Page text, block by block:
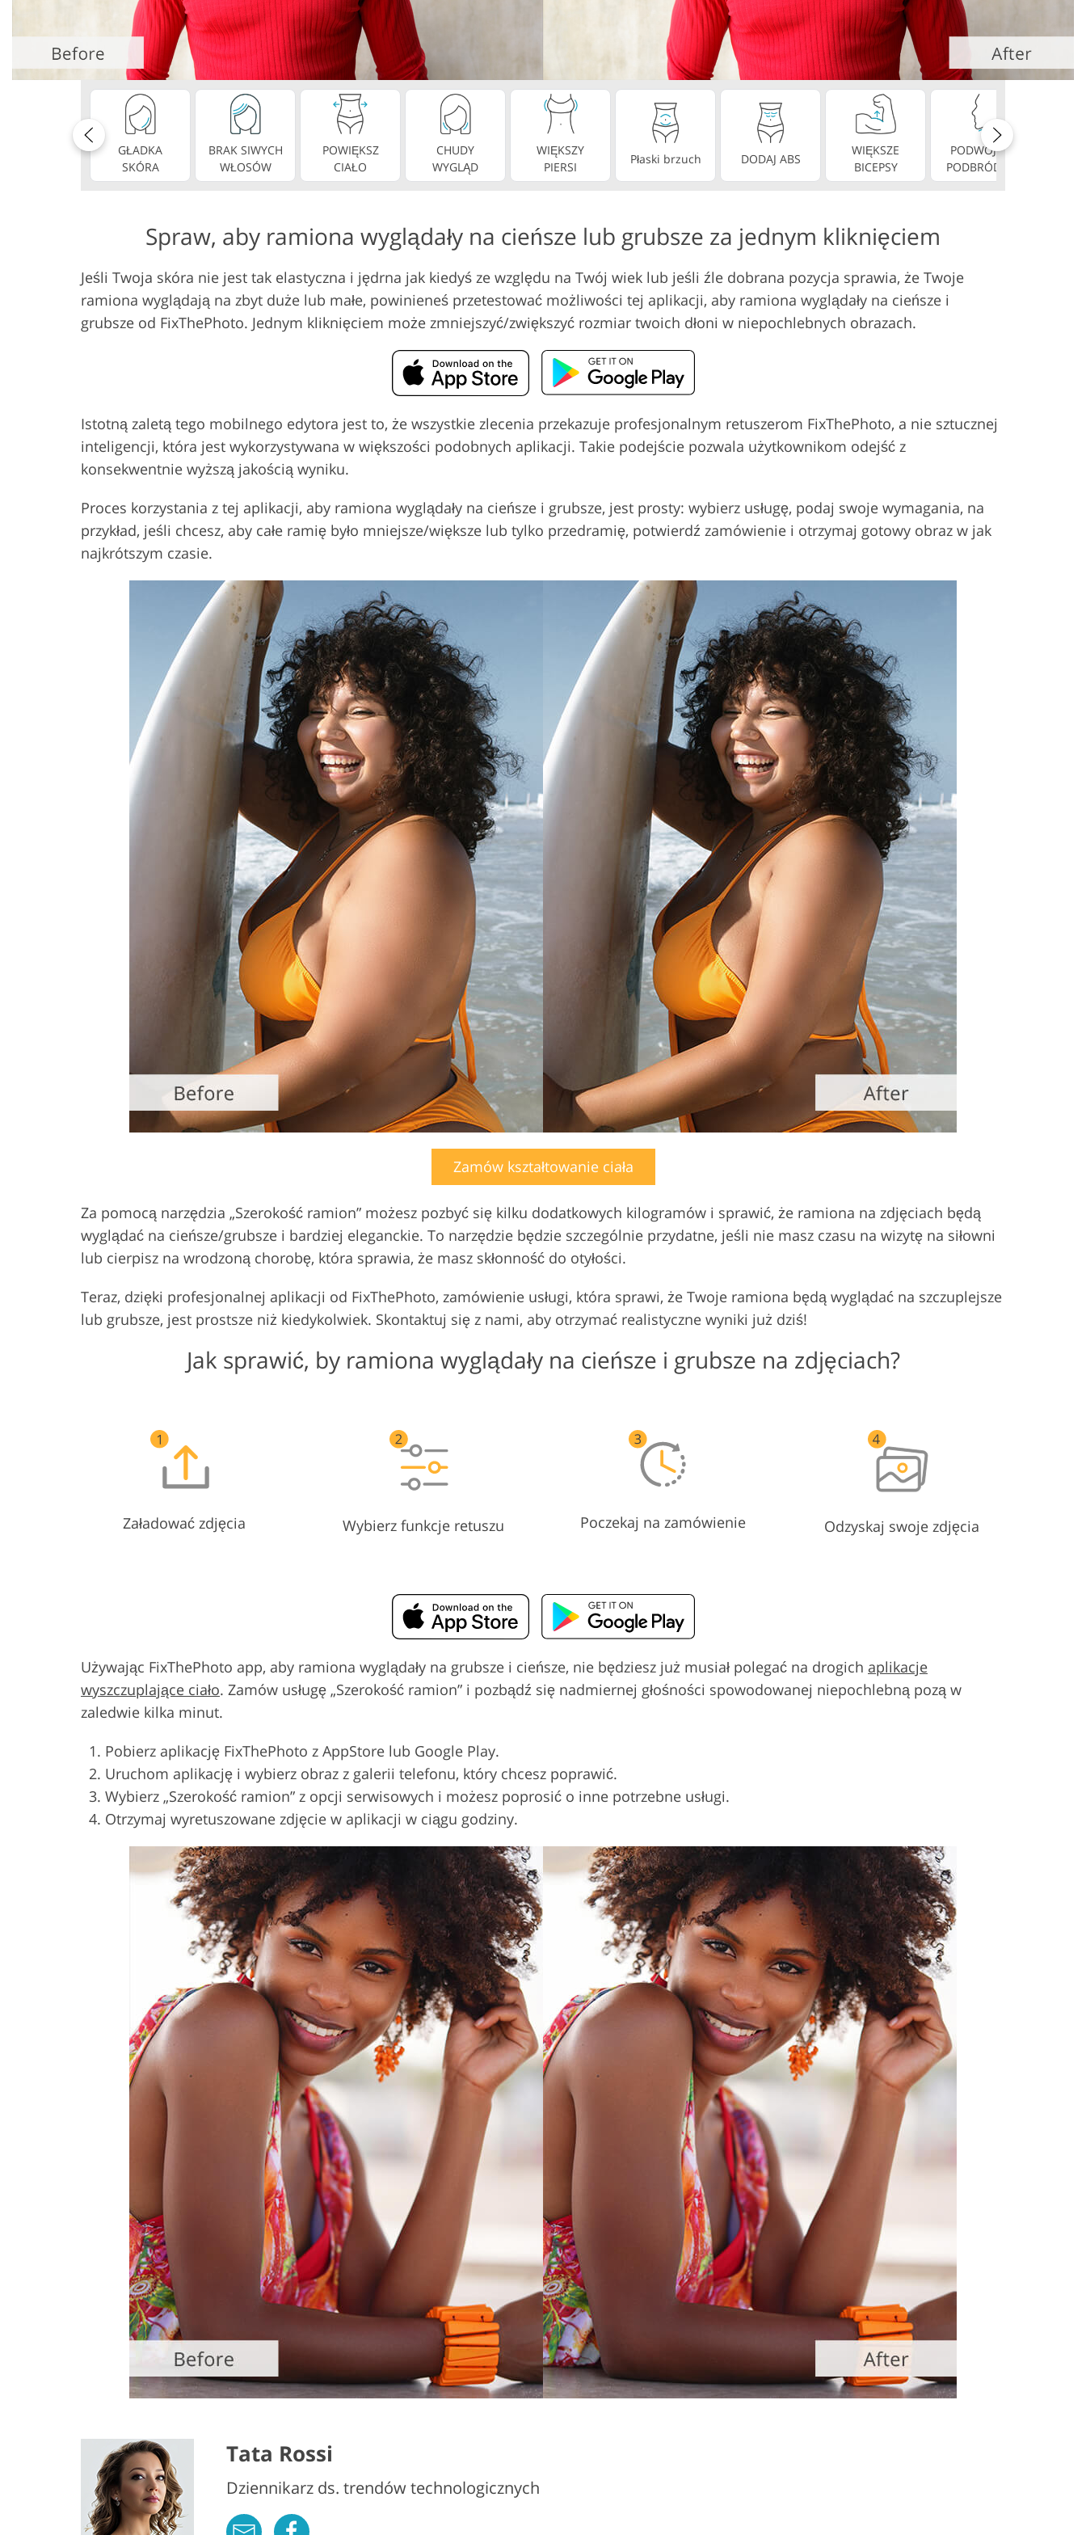
Usługi retuszu produktów Usługi retuszu biżuterii Usługi edycji wideo
GŁADKA
SKÓRA
BRAK SIWYCH
WŁOSÓW
POWIĘKSZ
CIAŁO
CHUDY
WYGLĄD
WIĘKSZY
PIERSI
Płaski brzuch DODAJ ABS
WIĘKSZE
BICEPSY
PODWÓJNY
PODBRÓDEK
Spraw, aby ramiona wyglądały na cieńsze lub grubsze za jednym kliknięciem
Jeśli Twoja skóra nie jest tak elastyczna i jędrna jak kiedyś ze względu na Twój wiek lub jeśli źle dobrana pozycja sprawia, że Twoje
ramiona wyglądają na zbyt duże lub małe, powinieneś przetestować możliwości tej aplikacji, aby ramiona wyglądały na cieńsze i
grubsze od FixThePhoto. Jednym kliknięciem może zmniejszyć/zwiększyć rozmiar twoich dłoni w niepochlebnych obrazach.
Istotną zaletą tego mobilnego edytora jest to, że wszystkie zlecenia przekazuje profesjonalnym retuszerom FixThePhoto, a nie sztucznej
inteligencji, która jest wykorzystywana w większości podobnych aplikacji. Takie podejście pozwala użytkownikom odejść z
konsekwentnie wyższą jakością wyniku.
Proces korzystania z tej aplikacji, aby ramiona wyglądały na cieńsze i grubsze, jest prosty: wybierz usługę, podaj swoje wymagania, na
przykład, jeśli chcesz, aby całe ramię było mniejsze/większe lub tylko przedramię, potwierdź zamówienie i otrzymaj gotowy obraz w jak
najkrótszym czasie.
Zamów kształtowanie ciała
Za pomocą narzędzia „Szerokość ramion” możesz pozbyć się kilku dodatkowych kilogramów i sprawić, że ramiona na zdjęciach będą
wyglądać na cieńsze/grubsze i bardziej eleganckie. To narzędzie będzie szczególnie przydatne, jeśli nie masz czasu na wizytę na siłowni
lub cierpisz na wrodzoną chorobę, która sprawia, że masz skłonność do otyłości.
Teraz, dzięki profesjonalnej aplikacji od FixThePhoto, zamówienie usługi, która sprawi, że Twoje ramiona będą wyglądać na szczuplejsze
lub grubsze, jest prostsze niż kiedykolwiek. Skontaktuj się z nami, aby otrzymać realistyczne wyniki już dziś!
Jak sprawić, by ramiona wyglądały na cieńsze i grubsze na zdjęciach?
Załadować zdjęcia Wybierz funkcje retuszu Poczekaj na zamówienie Odzyskaj swoje zdjęcia
Używając FixThePhoto app, aby ramiona wyglądały na grubsze i cieńsze, nie będziesz już musiał polegać na drogich aplikacje
wyszczuplające ciało. Zamów usługę „Szerokość ramion” i pozbądź się nadmiernej głośności spowodowanej niepochlebną pozą w
zaledwie kilka minut.
Pobierz aplikację FixThePhoto z AppStore lub Google Play.
Uruchom aplikację i wybierz obraz z galerii telefonu, który chcesz poprawić.
Wybierz „Szerokość ramion” z opcji serwisowych i możesz poprosić o inne potrzebne usługi.
Otrzymaj wyretuszowane zdjęcie w aplikacji w ciągu godziny.
Tata Rossi
Dziennikarz ds. trendów technologicznych